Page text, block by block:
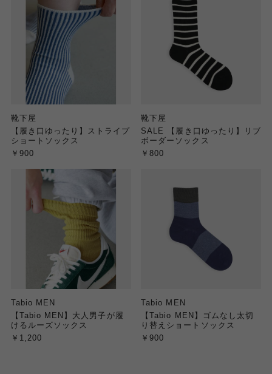
靴下屋
【履き口ゆったり】ストライプ
ショートソックス
￥900
靴下屋
SALE 【履き口ゆったり】リブ
ボーダーソックス
￥800
Tabio MEN
【Tabio MEN】大人男子が履
けるルーズソックス
￥1,200
Tabio MEN
【Tabio MEN】ゴムなし太切
り替えショートソックス
￥900